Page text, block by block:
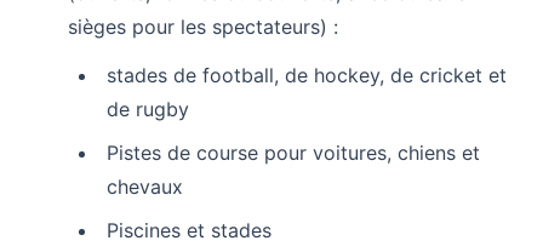
sièges pour les spectateurs) :
stades de football, de hockey, de cricket et
de rugby
Pistes de course pour voitures, chiens et
chevaux
Piscines et stades